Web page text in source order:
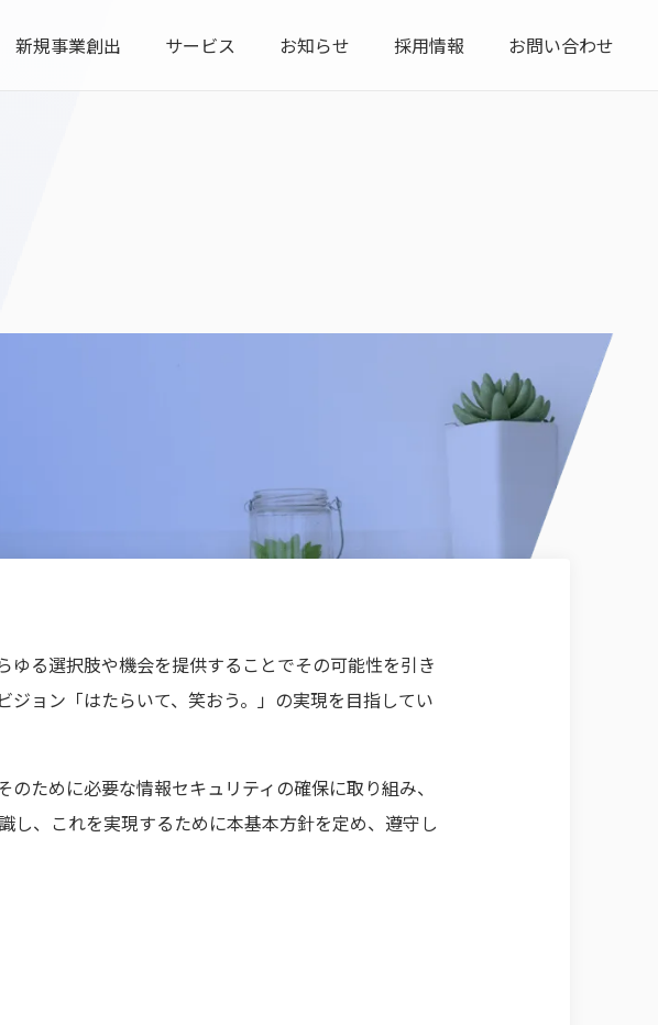
新規事業創出 サービス お知らせ 採用情報 お問い合わせ
る選択肢や機会を提供することでその可能性を引き
ョン「はたらいて、笑おう。」の実現を目指してい
ために必要な情報セキュリティの確保に取り組み、
、これを実現するために本基本方針を定め、遵守し